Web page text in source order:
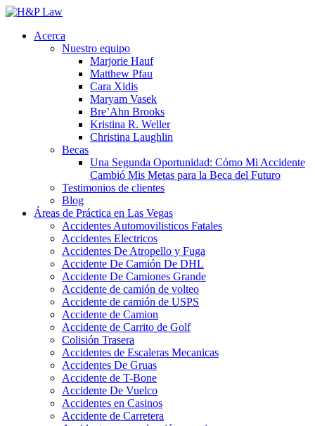
Acerca
Nuestro equipo
Marjorie Hauf
Matthew Pfau
Cara Xidis
Maryam Vasek
Bre’Ahn Brooks
Kristina R. Weller
Christina Laughlin
Becas
Una Segunda Oportunidad: Cómo Mi Accidente
Cambió Mis Metas para la Beca del Futuro
Testimonios de clientes
Blog
Áreas de Práctica en Las Vegas
Accidentes Automovilisticos Fatales
Accidentes Electricos
Accidentes De Atropello y Fuga
Accidente De Camión De DHL
Accidente De Camiones Grande
Accidente de camión de volteo
Accidente de camión de USPS
Accidente de Camion
Accidente de Carrito de Golf
Colisión Trasera
Accidentes de Escaleras Mecanicas
Accidentes De Gruas
Accidente de T-Bone
Accidente De Vuelco
Accidentes en Casinos
Accidente de Carretera